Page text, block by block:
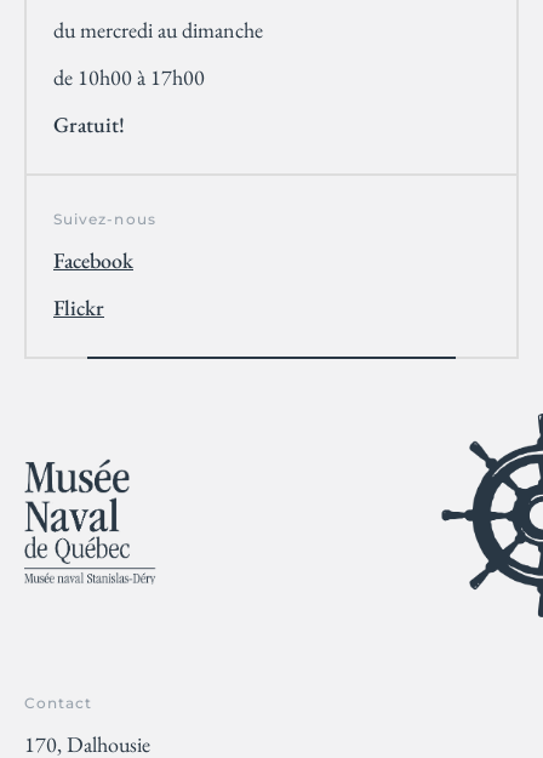
Contact
170, Dalhousie
du mercredi au dimanche
de 10h00 à 17h00
Gratuit!
Suivez-nous
Facebook
Flickr